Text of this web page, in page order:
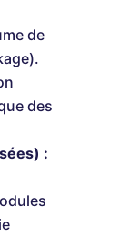
de
des
: